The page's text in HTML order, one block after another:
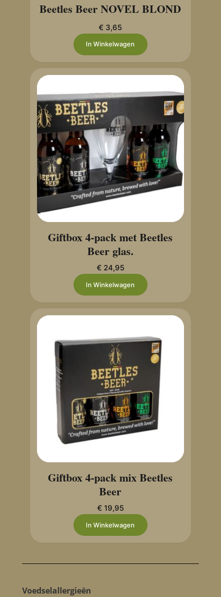
Beetles Beer NOVEL BLOND
€ 3,65
In Winkelwagen
Giftbox 4-pack met Beetles
Beer glas.
€ 24,95
In Winkelwagen
Giftbox 4-pack mix Beetles
Beer
€ 19,95
In Winkelwagen
Voedselallergieën